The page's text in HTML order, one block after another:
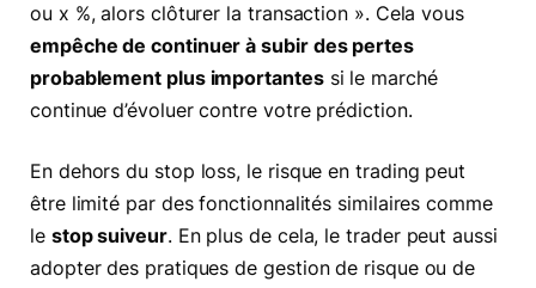
ou x %, alors clôturer la transaction ». Cela vous
empêche de continuer à subir des pertes
probablement plus importantessi le marché
continue d’évoluer contre votre prédiction.
En dehors du stop loss, le risque en trading peut
être limité par des fonctionnalités similaires comme
le stop suiveur. En plus de cela, le trader peut aussi
adopter des pratiques de gestion de risque ou de